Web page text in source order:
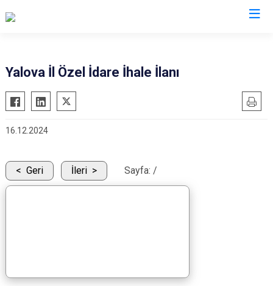
Yalova İl Özel İdare İhale İlanı
16.12.2024
Geri İleri Sayfa: /